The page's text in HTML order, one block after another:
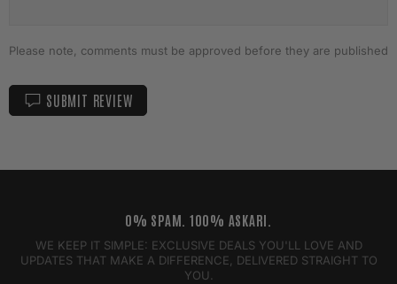
Please note, comments must be approved before they are published
SUBMIT REVIEW
0% SPAM. 100% ASKARI.
WE KEEP IT SIMPLE: EXCLUSIVE DEALS YOU'LL LOVE AND
UPDATES THAT MAKE A DIFFERENCE, DELIVERED STRAIGHT TO
YOU.